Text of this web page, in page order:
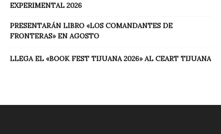
EXPERIMENTAL 2026
PRESENTARÁN LIBRO «LOS COMANDANTES DE
FRONTERAS» EN AGOSTO
LLEGA EL «BOOK FEST TIJUANA 2026» AL CEART TIJUANA